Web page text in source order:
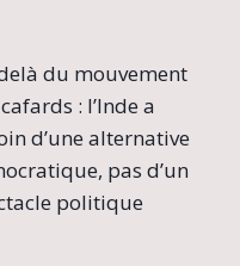
du mouvement
: l’Inde a
d’une alternative
pas d’un
politique